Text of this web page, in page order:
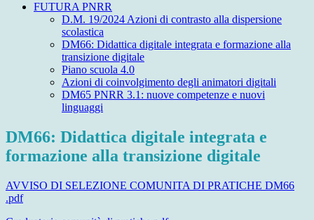
FUTURA PNRR
D.M. 19/2024 Azioni di contrasto alla dispersione
scolastica
DM66: Didattica digitale integrata e formazione alla
transizione digitale
Piano scuola 4.0
Azioni di coinvolgimento degli animatori digitali
DM65 PNRR 3.1: nuove competenze e nuovi
linguaggi
DM66: Didattica digitale integrata e
formazione alla transizione digitale
AVVISO DI SELEZIONE COMUNITA DI PRATICHE DM66
.pdf